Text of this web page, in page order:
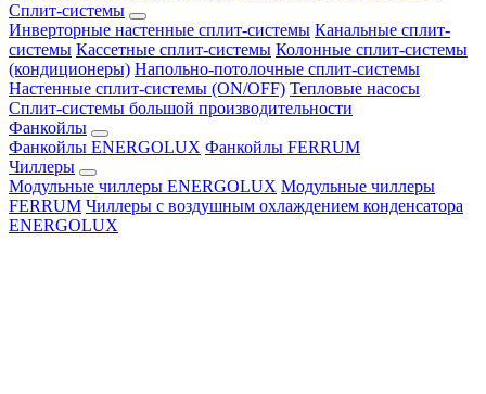
Сплит-системы
Инверторные настенные сплит-системы Канальные сплит-
системы Кассетные сплит-системы Колонные сплит-системы
(кондиционеры) Напольно-потолочные сплит-системы
Настенные сплит-системы (ON/OFF) Тепловые насосы
Сплит-системы большой производительности
Фанкойлы
Фанкойлы ENERGOLUX Фанкойлы FERRUM
Чиллеры
Модульные чиллеры ENERGOLUX Модульные чиллеры
FERRUM Чиллеры с воздушным охлаждением конденсатора
ENERGOLUX